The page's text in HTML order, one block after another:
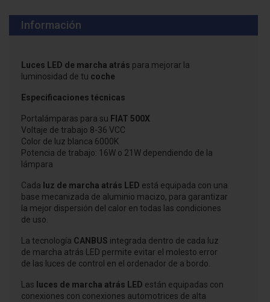
Información
Luces LED de marcha atrás para mejorar la
luminosidad de tu coche
Especificaciones técnicas
Portalámparas para su FIAT 500X
Voltaje de trabajo 8-36 VCC
Color de luz blanca 6000K
Potencia de trabajo: 16W o 21W dependiendo de la
lámpara
Cada luz de marcha atrás LED está equipada con una
base mecanizada de aluminio macizo, para garantizar
la mejor dispersión del calor en todas las condiciones
de uso.
La tecnología CANBUS integrada dentro de cada luz
de marcha atrás LED permite evitar el molesto error
de las luces de control en el ordenador de a bordo.
Las luces de marcha atrás LED están equipadas con
conexiones con conexiones automotrices de alta